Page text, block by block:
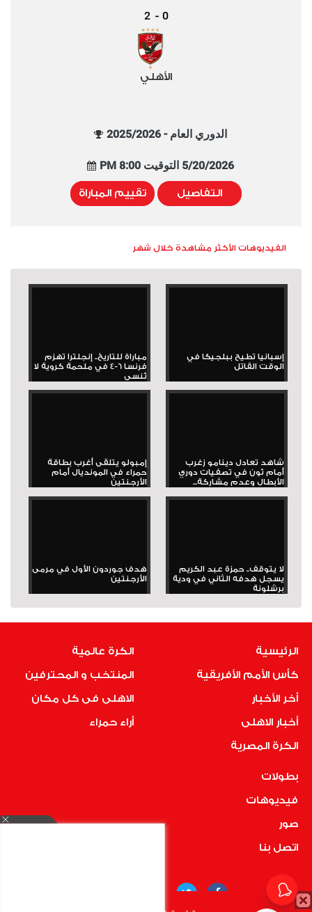
0
-
2
الأهلي
الدوري العام - 2025/2026
5/20/2026 التوقيت 8:00 PM
التفاصيل تقييم المباراة
الفيديوهات الأكثر مشاهدة خلال شهر
إسبانيا تطيح ببلجيكا في
الوقت القاتل
مباراة للتاريخ.. إنجلترا تهزم
فرنسا 6-4 في ملحمة كروية لا
تُنسى
شاهد تعادل دينامو زغرب
أمام ثون في تصفيات دوري
الأبطال وعدم مشاركة...
إمبولو يتلقى أغرب بطاقة
حمراء في المونديال أمام
الأرجنتين
لا يتوقف.. حمزة عبد الكريم
يسجل هدفه الثاني في ودية
برشلونة
هدف جوردون الأول في مرمى
الأرجنتين
الرئيسية
كأس الأمم الأفريقية
أخر الأخبار
أخبار الاهلى
الكرة المصرية
الكرة عالمية
المنتخب و المحترفين
الاهلى فى كل مكان
أراء حمراء
بطولات
فيديوهات
صور
اتصل بنا